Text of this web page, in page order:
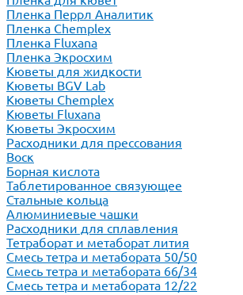
Пленка Перрл Аналитик
Пленка Chemplex
Пленка Fluxana
Пленка Экросхим
Кюветы для жидкости
Кюветы BGV Lab
Кюветы Chemplex
Кюветы Fluxana
Кюветы Экросхим
Расходники для прессования
Воск
Борная кислота
Таблетированное связующее
Стальные кольца
Алюминиевые чашки
Расходники для сплавления
Тетраборат и метаборат лития
Смесь тетра и метабората 50/50
Смесь тетра и метабората 66/34
Смесь тетра и метабората 12/22